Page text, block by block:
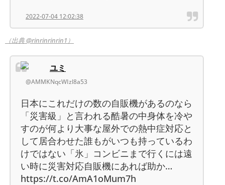
2022-07-04 12:02:38
（出典 @rinrinrinrin1）
ユミ
@AMMKNqcWIzl8a53
日本にこれだけの数の自販機があるのなら
「災害級」と言われる酷暑の中身体を冷や
すのが何より大事な屋外での熱中症対応と
して居合わせた誰もがいつも持っているわ
けではない「氷」コンビニまで行くには遠
い時に災害対応自販機にあれば助か…
https://t.co/AmA1oMum7h